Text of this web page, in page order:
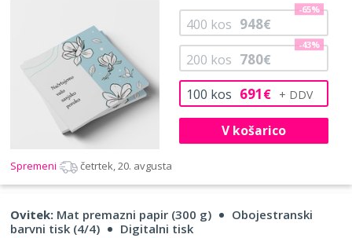
100 kos 691€
200 kos 780€
-43%
400 kos 948€
-65%
V košarico
Spremeni četrtek, 20. avgusta
Ovitek: Mat premazni papir (300 g)
Obojestranski
barvni tisk (4/4)
Digitalni tisk